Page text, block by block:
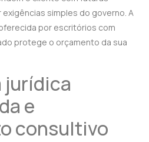
simples do governo. A
por escritórios com
protege o orçamento da sua
jurídica
e
consultivo